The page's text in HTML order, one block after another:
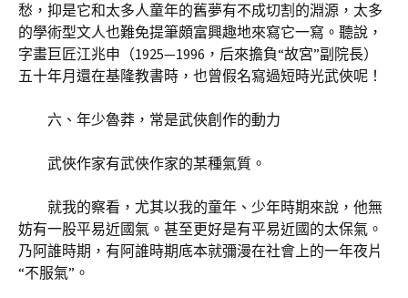
愁，抑是它和太多人童年的舊夢有不成切割的淵源，太多
的學術型文人也難免提筆頗富興趣地來寫它一寫。聽說，
字畫巨匠江兆申（1925—1996，后來擔負“故宮”副院長）
五十年月還在基隆教書時，也曾假名寫過短時光武俠呢！
六、年少魯莽，常是武俠創作的動力
武俠作家有武俠作家的某種氣質。
就我的察看，尤其以我的童年、少年時期來說，他無
妨有一股平易近國氣。甚至更好是有平易近國的太保氣。
乃阿誰時期，有阿誰時期底本就彌漫在社會上的一年夜片
“不服氣”。